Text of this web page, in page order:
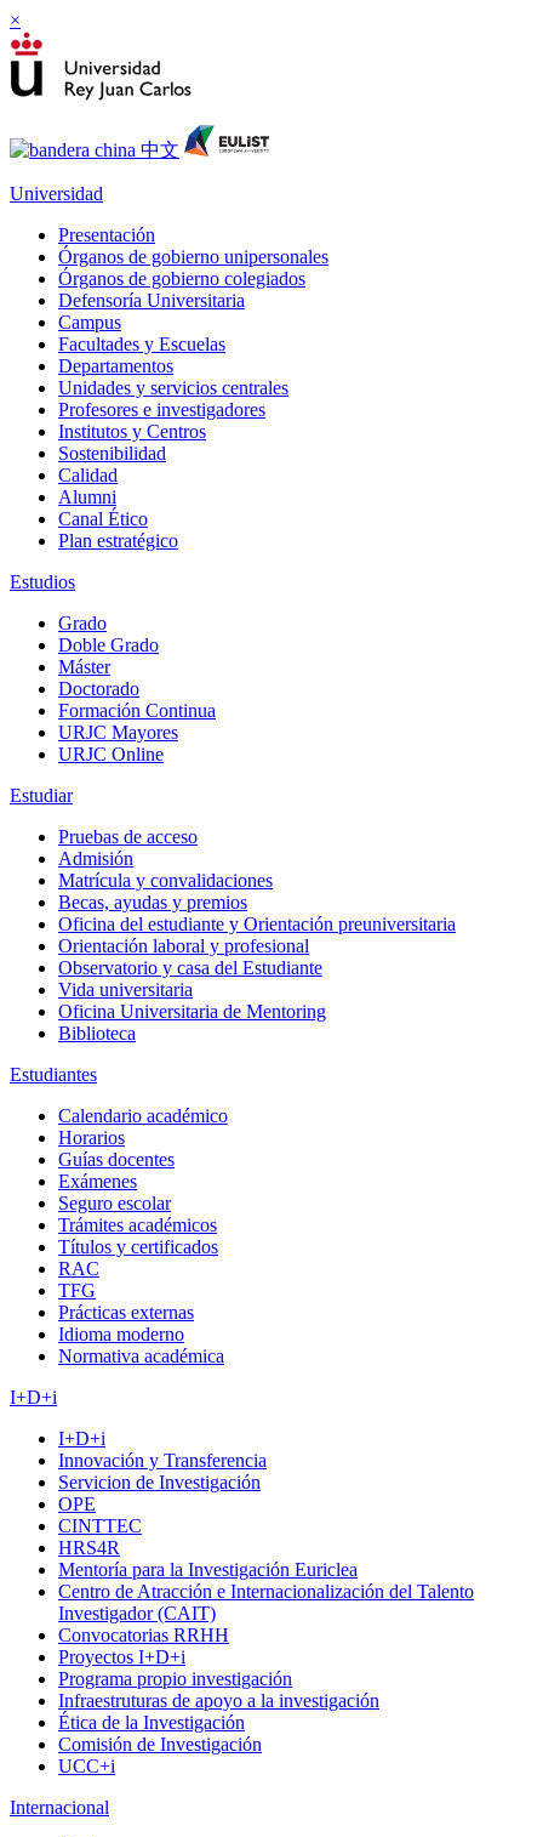
×
Universidad
Presentación
Órganos de gobierno unipersonales
Órganos de gobierno colegiados
Defensoría Universitaria
Campus
Facultades y Escuelas
Departamentos
Unidades y servicios centrales
Profesores e investigadores
Institutos y Centros
Sostenibilidad
Calidad
Alumni
Canal Ético
Plan estratégico
Estudios
Grado
Doble Grado
Máster
Doctorado
Formación Continua
URJC Mayores
URJC Online
Estudiar
Pruebas de acceso
Admisión
Matrícula y convalidaciones
Becas, ayudas y premios
Oficina del estudiante y Orientación preuniversitaria
Orientación laboral y profesional
Observatorio y casa del Estudiante
Vida universitaria
Oficina Universitaria de Mentoring
Biblioteca
Estudiantes
Calendario académico
Horarios
Guías docentes
Exámenes
Seguro escolar
Trámites académicos
Títulos y certificados
RAC
TFG
Prácticas externas
Idioma moderno
Normativa académica
I+D+i
I+D+i
Innovación y Transferencia
Servicion de Investigación
OPE
CINTTEC
HRS4R
Mentoría para la Investigación Euriclea
Centro de Atracción e Internacionalización del Talento
Investigador (CAIT)
Convocatorias RRHH
Proyectos I+D+i
Programa propio investigación
Infraestruturas de apoyo a la investigación
Ética de la Investigación
Comisión de Investigación
UCC+i
Internacional